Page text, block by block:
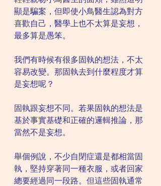
顯是騙案，但即使小鳥醫生認為對方
喜歡自己，醫學上也不太算是妄想，
最多算是愚笨。
我們有時候有很多固執的想法，不太
容易改變。那固執去到什麼程度才算
是妄想呢？
固執跟妄想不同。若果固執的想法是
基於事實基礎和正確的邏輯推論，那
當然不是妄想。
舉個例說，不少自閉症還是都相當固
執，堅持穿著同一種衣服，或者回家
總要經過同一段路。但這些固執通常